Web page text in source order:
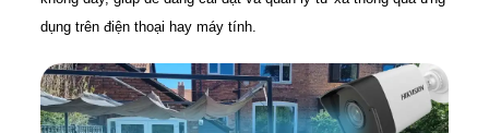
dụng trên điện thoại hay máy tính.